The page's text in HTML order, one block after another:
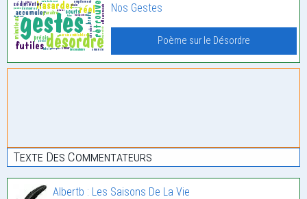
Nos Gestes
Poème sur le Désordre
Texte Des Commentateurs
Albertb : Les Saisons De La Vie